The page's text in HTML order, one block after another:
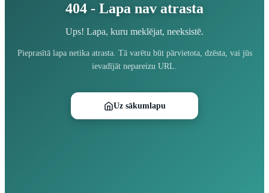
404 - Lapa nav atrasta
Ups! Lapa, kuru meklējat, neeksistē.
Pieprasītā lapa netika atrasta. Tā varētu būt pārvietota, dzēsta, vai jūs
ievadījāt nepareizu URL.
Uz sākumlapu